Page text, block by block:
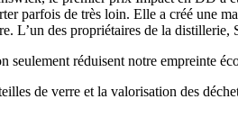
parfois de très loin. Elle a créé une
L’un des propriétaires de la
seulement réduisent notre empreinte
de verre et la valorisation des